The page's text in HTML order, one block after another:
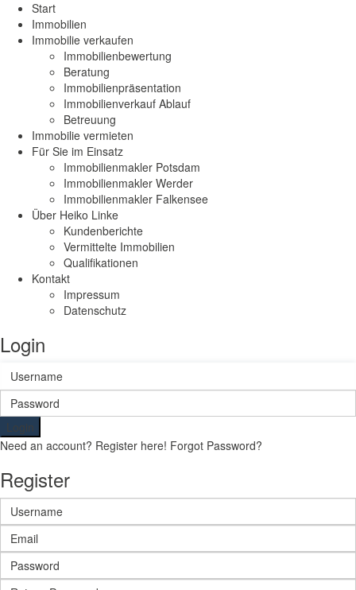
Start
Immobilien
Immobilie verkaufen
Immobilienbewertung
Beratung
Immobilienpräsentation
Immobilienverkauf Ablauf
Betreuung
Immobilie vermieten
Für Sie im Einsatz
Immobilienmakler Potsdam
Immobilienmakler Werder
Immobilienmakler Falkensee
Über Heiko Linke
Kundenberichte
Vermittelte Immobilien
Qualifikationen
Kontakt
Impressum
Datenschutz
Login
Login
Need an account? Register here! Forgot Password?
Register